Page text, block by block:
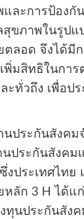
และการป้อง
สุขภาพในรูปแ
ตลอด จึงได้มี
พิ่มสิทธิในกา
ะทั่วถึง เพื่อป
นประกันสังค
นประกันสังคม
งประเทศไทย
หลัก 3 H ได้แ
ทุนประกันสัง